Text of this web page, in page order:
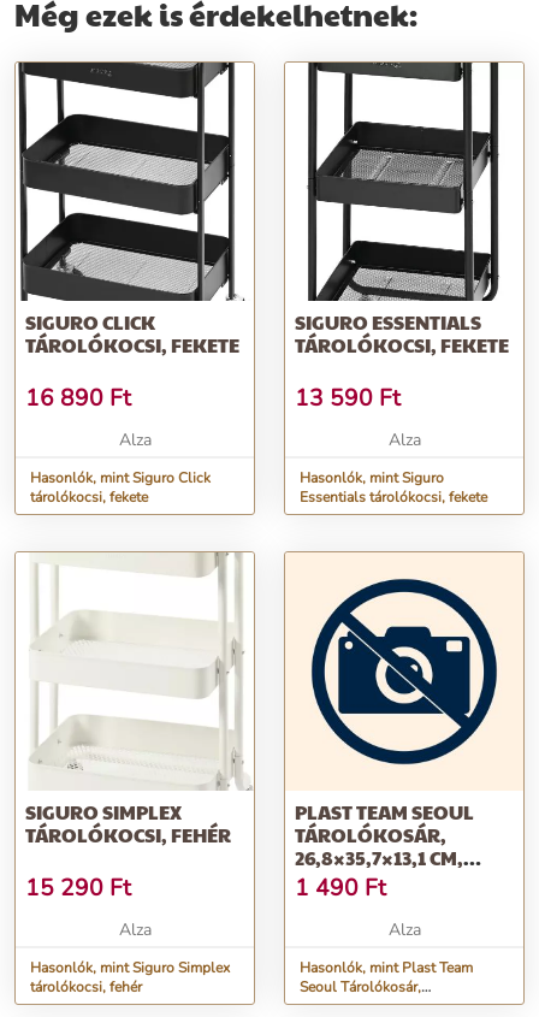
Még ezek is érdekelhetnek:
SIGURO CLICK
TÁROLÓKOCSI, FEKETE
16 890 Ft
Alza
Hasonlók, mint Siguro Click
tárolókocsi, fekete
SIGURO ESSENTIALS
TÁROLÓKOCSI, FEKETE
13 590 Ft
Alza
Hasonlók, mint Siguro
Essentials tárolókocsi, fekete
SIGURO SIMPLEX
TÁROLÓKOCSI, FEHÉR
15 290 Ft
Alza
Hasonlók, mint Siguro Simplex
tárolókocsi, fehér
PLAST TEAM SEOUL
TÁROLÓKOSÁR,
26,8×35,7×13,1 CM,
SZÜRKE, M
1 490 Ft
Alza
Hasonlók, mint Plast Team
Seoul Tárolókosár,
26,8×35,7×13,1 cm, szürke, M